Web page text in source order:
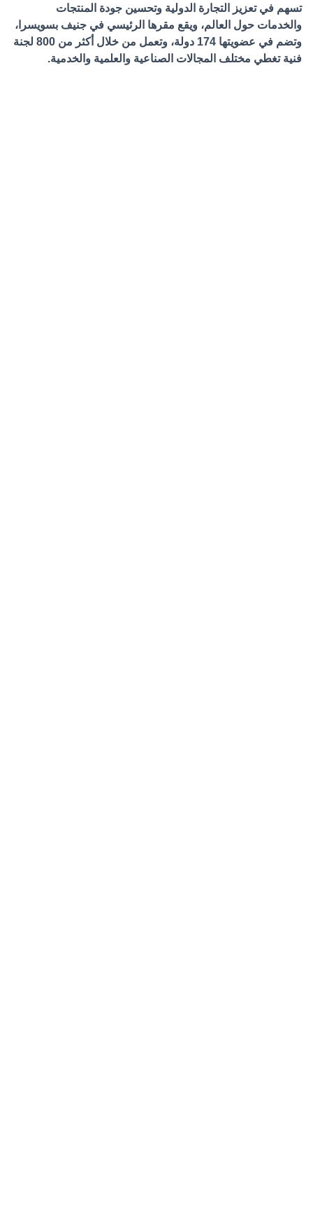
تسهم في تعزيز التجارة الدولية وتحسين جودة المنتجات
والخدمات حول العالم، ويقع مقرها الرئيسي في جنيف بسويسرا،
وتضم في عضويتها 174 دولة، وتعمل من خلال أكثر من 800 لجنة
فنية تغطي مختلف المجالات الصناعية والعلمية والخدمية.